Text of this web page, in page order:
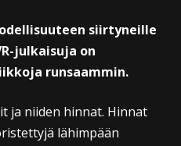
siirtyneille
julkaisuja on
runsaammin.
ja niiden hinnat. Hinnat
lähimpään